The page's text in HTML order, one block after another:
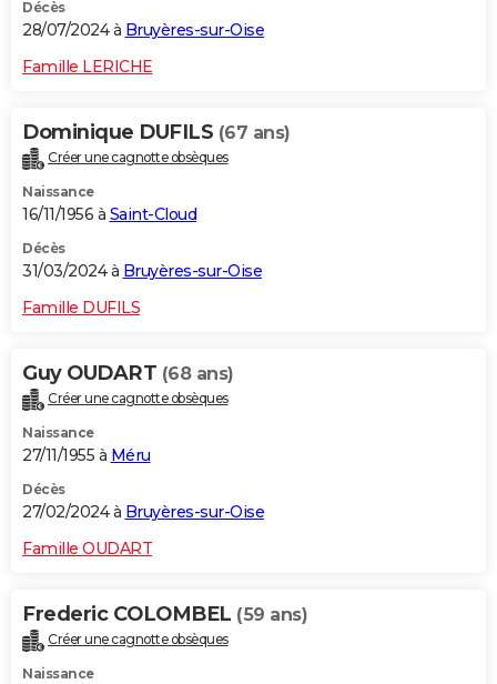
Décès
28/07/2024 à Bruyères-sur-Oise
Famille LERICHE
Dominique DUFILS (67 ans)
Créer une cagnotte obsèques
Naissance
16/11/1956 à Saint-Cloud
Décès
31/03/2024 à Bruyères-sur-Oise
Famille DUFILS
Guy OUDART (68 ans)
Créer une cagnotte obsèques
Naissance
27/11/1955 à Méru
Décès
27/02/2024 à Bruyères-sur-Oise
Famille OUDART
Frederic COLOMBEL (59 ans)
Créer une cagnotte obsèques
Naissance